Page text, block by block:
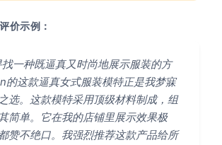
价示例：
找一种既逼真又时尚地展示服装的方
的这款逼真女式服装模特正是我梦寐
选。这款模特采用顶级材料制成，组
简单。它在我的店铺里展示效果极
赞不绝口。我强烈推荐这款产品给所